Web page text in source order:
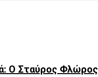
Ο Σταύρος Φλώρος